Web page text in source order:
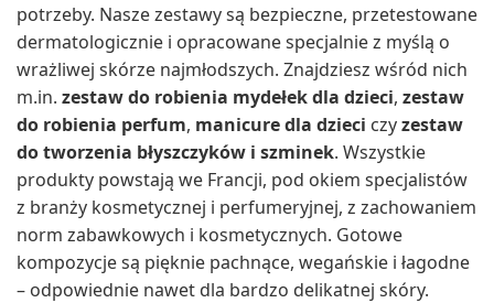
potrzeby. Nasze zestawy są bezpieczne, przetestowane
dermatologicznie i opracowane specjalnie z myślą o
wrażliwej skórze najmłodszych. Znajdziesz wśród nich
m.in. zestaw do robienia mydełek dla dzieci, zestaw
do robienia perfum, manicure dla dzieci czyzestaw
do tworzenia błyszczyków i szminek. Wszystkie
produkty powstają we Francji, pod okiem specjalistów
z branży kosmetycznej i perfumeryjnej, z zachowaniem
norm zabawkowych i kosmetycznych. Gotowe
kompozycje są pięknie pachnące, wegańskie i łagodne
– odpowiednie nawet dla bardzo delikatnej skóry.